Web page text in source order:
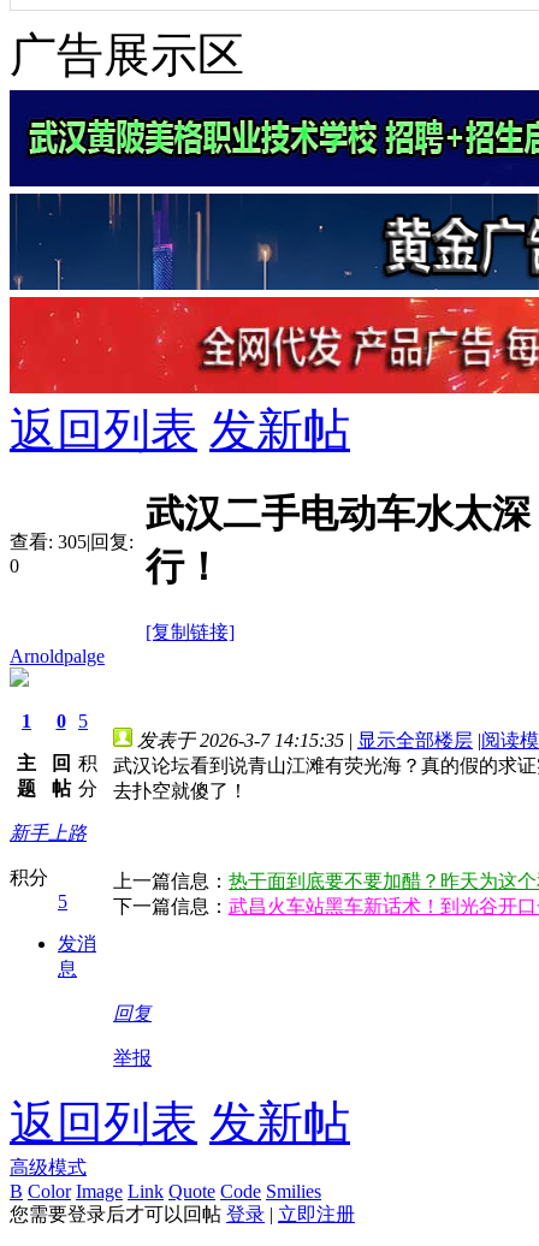
广告展示区
返回列表 发新帖
查看: 305|回复:
0
武汉二手电动车水太
行！
[复制链接]
Arnoldpalge
1
主
题
0
回
帖
5
积
分
新手上路
积分
5
发消
息
发表于 2026-3-7 14:15:35 | 显示全部楼层 |阅读
武汉论坛看到说青山江滩有荧光海？真的假的求
去扑空就傻了！
上一篇信息： 热干面到底要不要加醋？昨天为这
下一篇信息： 武昌火车站黑车新话术！到光谷开
回复
举报
返回列表 发新帖
高级模式
B Color Image Link Quote Code Smilies
您需要登录后才可以回帖 登录 | 立即注册